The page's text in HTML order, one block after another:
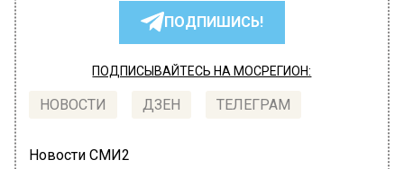
ПОДПИШИСЬ!
ПОДПИСЫВАЙТЕСЬ НА МОСРЕГИОН:
НОВОСТИ ДЗЕН ТЕЛЕГРАМ
Новости СМИ2